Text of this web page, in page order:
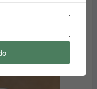
FOTOPROTECTOR
y de 75ML ABIDIS
precio
es: OFERTA PRODUCTO